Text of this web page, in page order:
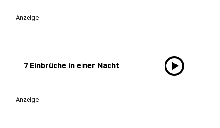
Anzeige
7 Einbrüche in einer Nacht play_circle
Anzeige